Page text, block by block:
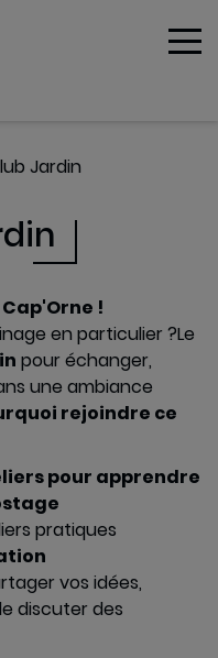
Jardin
!
en particulier ?Le
pour échanger,
une ambiance
rejoindre ce
pour apprendre
pratiques
vos idées,
discuter des